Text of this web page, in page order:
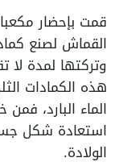
قمت بإحضار
القماش لصنع
هذه الكمادات
الماء البارد،
استعادة شكل
الولادة.